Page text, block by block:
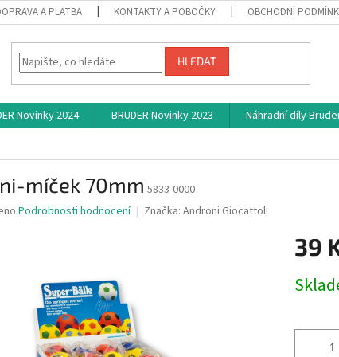
A PLATBA KONTAKTY A POBOČKY OBCHODNÍ
HLEDAT
Novinky 2024 BRUDER Novinky 2023 Náhradní díly
míček 70mm 5833-0000
Podrobnosti hodnocení Značka: Androni Giocattoli
39
cena: